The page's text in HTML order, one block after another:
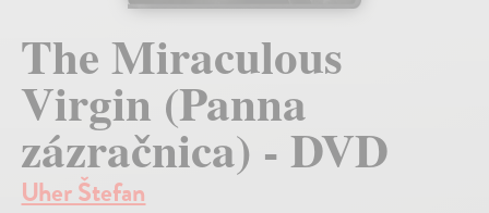
The Miraculous
Virgin (Panna
zázračnica) - DVD
Uher Štefan